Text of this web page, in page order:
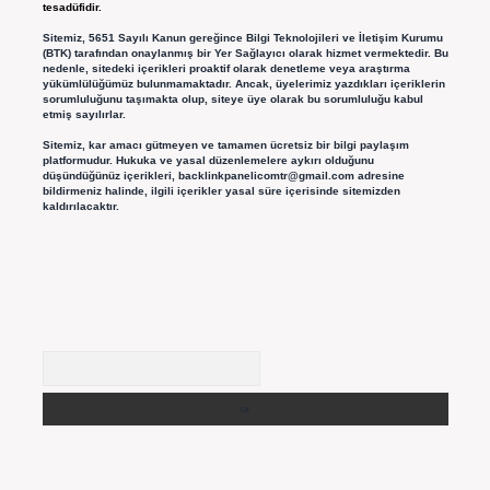
tesadüfidir.
Sitemiz, 5651 Sayılı Kanun gereğince Bilgi Teknolojileri ve İletişim Kurumu
(BTK) tarafından onaylanmış bir Yer Sağlayıcı olarak hizmet vermektedir. Bu
nedenle, sitedeki içerikleri proaktif olarak denetleme veya araştırma
yükümlülüğümüz bulunmamaktadır. Ancak, üyelerimiz yazdıkları içeriklerin
sorumluluğunu taşımakta olup, siteye üye olarak bu sorumluluğu kabul
etmiş sayılırlar.
Sitemiz, kar amacı gütmeyen ve tamamen ücretsiz bir bilgi paylaşım
platformudur. Hukuka ve yasal düzenlemelere aykırı olduğunu
düşündüğünüz içerikleri, backlinkpanelicomtr@gmail.comadresine
bildirmeniz halinde, ilgili içerikler yasal süre içerisinde sitemizden
kaldırılacaktır.